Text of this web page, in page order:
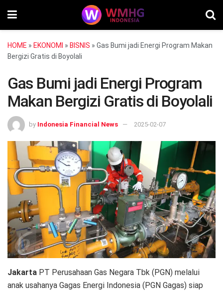
HOME » EKONOMI » BISNIS » Gas Bumi jadi Energi Program Makan
Bergizi Gratis di Boyolali
Gas Bumi jadi Energi Program
Makan Bergizi Gratis di Boyolali
by Indonesia Financial News 2025-02-07
Jakarta PT Perusahaan Gas Negara Tbk (PGN) melalui
anak usahanya Gagas Energi Indonesia (PGN Gagas) siap